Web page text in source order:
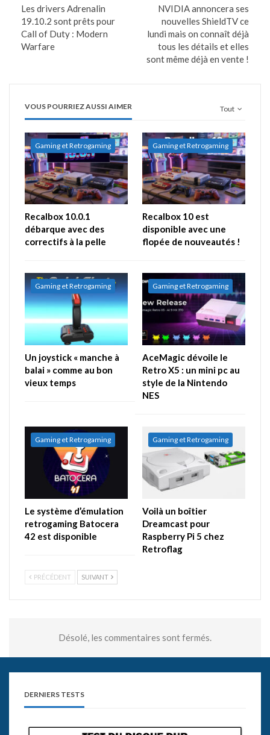
Les drivers Adrenalin
19.10.2 sont prêts pour
Call of Duty : Modern
Warfare
NVIDIA annoncera ses
nouvelles ShieldTV ce
lundi mais on connaît déjà
tous les détails et elles
sont même déjà en vente !
Tout
VOUS POURRIEZ AUSSI AIMER
Gaming et Retrogaming
Recalbox 10.0.1
débarque avec des
correctifs à la pelle
Gaming et Retrogaming
Recalbox 10 est
disponible avec une
flopée de nouveautés !
Gaming et Retrogaming
Un joystick « manche à
balai » comme au bon
vieux temps
Gaming et Retrogaming
AceMagic dévoile le
Retro X5 : un mini pc au
style de la Nintendo
NES
Gaming et Retrogaming
Le système d’émulation
retrogaming Batocera
42 est disponible
Gaming et Retrogaming
Voilà un boîtier
Dreamcast pour
Raspberry Pi 5 chez
Retroflag
PRÉCÉDENT SUIVANT
Désolé, les commentaires sont fermés.
DERNIERS TESTS